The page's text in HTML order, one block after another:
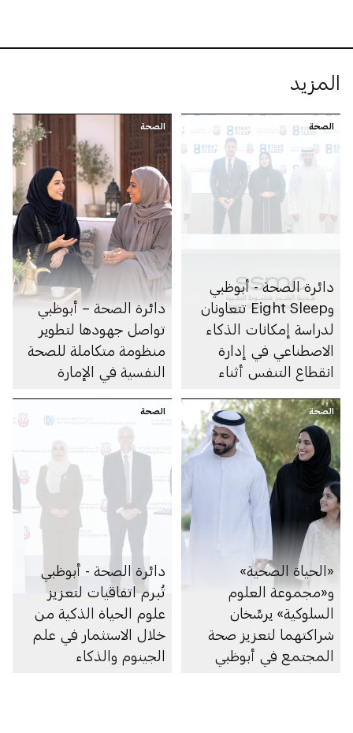
المزيد
الصحة
دائرة الصحة - أبوظبي
وEight Sleep تتعاونان
لدراسة إمكانات الذكاء
الاصطناعي في إدارة
انقطاع التنفس أثناء
الصحة
دائرة الصحة – أبوظبي
تواصل جهودها لتطوير
منظومة متكاملة للصحة
النفسية في الإمارة
الصحة
«الحياة الصحية»
و«مجموعة العلوم
السلوكية» يرسِّخان
شراكتهما لتعزيز صحة
المجتمع في أبوظبي
الصحة
دائرة الصحة - أبوظبي
تُبرم اتفاقيات لتعزيز
علوم الحياة الذكية من
خلال الاستثمار في علم
الجينوم والذكاء